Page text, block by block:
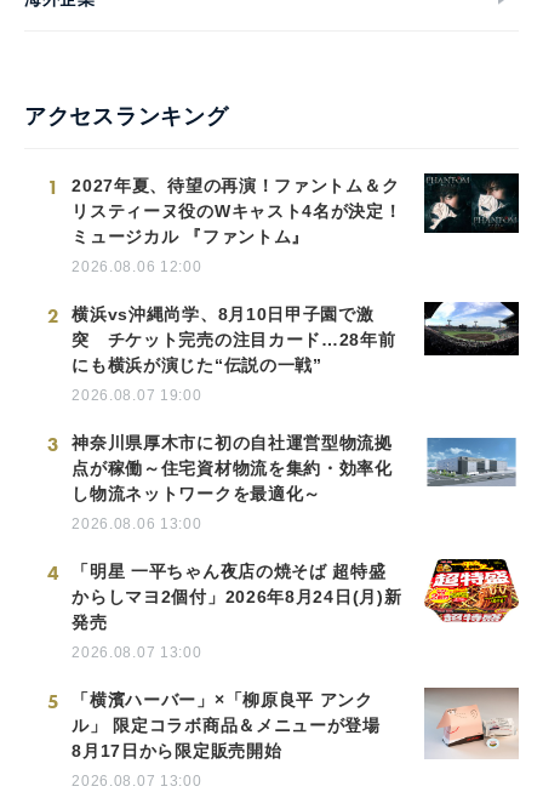
アクセスランキング
1
2027年夏、待望の再演！ファントム＆ク
リスティーヌ役のWキャスト4名が決定！
ミュージカル 『ファントム』
2026.08.06 12:00
2
横浜vs沖縄尚学、8月10日甲子園で激
突 チケット完売の注目カード…28年前
にも横浜が演じた“伝説の一戦”
2026.08.07 19:00
3
神奈川県厚木市に初の自社運営型物流拠
点が稼働～住宅資材物流を集約・効率化
し物流ネットワークを最適化～
2026.08.06 13:00
4
「明星 一平ちゃん夜店の焼そば 超特盛
からしマヨ2個付」2026年8月24日(月)新
発売
2026.08.07 13:00
5
「横濱ハーバー」×「柳原良平 アンク
ル」 限定コラボ商品＆メニューが登場
8月17日から限定販売開始
2026.08.07 13:00